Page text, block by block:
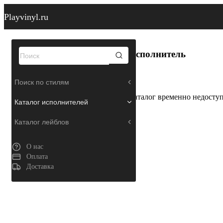
Playvinyl.ru
Поиск по стилям
Каталог исполнителей
Каталог лейблов
О нас
Оплата
Доставка
Исполнитель
Каталог временно